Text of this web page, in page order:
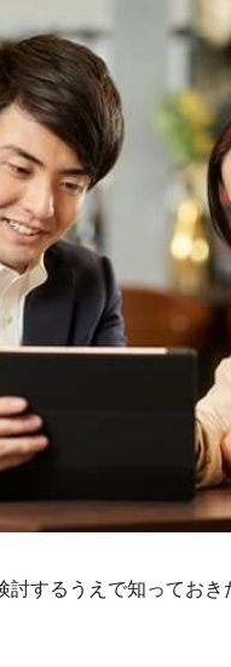
するうえで知ってお